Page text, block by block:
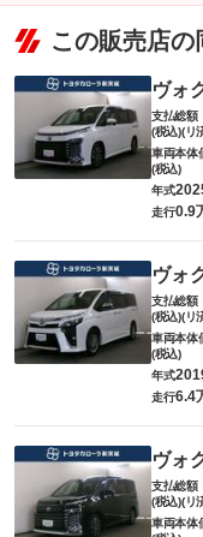
この販売店の
ヴォ
支払総額
(税込)(リ
車両本体
(税込)
年式
走行0.9
ヴォ
支払総額
(税込)(リ
車両本体
(税込)
年式
走行6.4
ヴォ
支払総額
(税込)(リ
車両本体